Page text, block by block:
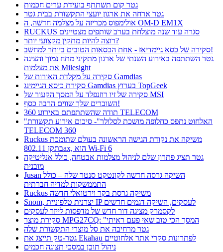
גטר קום תשתתף בועידת ערים חכמות
גטר ארחה את ארגון יועצי התקשורת בבית גטר
אולימפוס מכריזה על מצלמה חדשה, ה OM-D EM1X
RUCKUS סגרה עוד שנה מוצלחת בערב שותפים מצטיינים
רוצה להיות מתקין מקצועי יותר?
סקירה של כסא גיימדיאז - אחת הכסאות הטובים ביותר למחשב!
גטר השתתפה באירוע השנתי של ארגון מתקיני מתח נמוך והציגה
את מצלמות Milesight
סקירה על מקלדת האורות של Gamdias
סקירת כיסא הגיימינג Gamdias בערוץ TopGeek
סקירה של זיו רוזנפלד על המסך הקעור של MSI
השוברים שלך שווים הרבה כסף!
תודה שהשתתפתם באירוע 360 TELECOM
"האלחוט נתפס כחלופה מושכת לסלולר"- סיכום אירוע תקשורת
TELECOM 360
Ruckus משיקה את נקודת הגישה הראשונה בעולם שתומכת
בתקן 802.11ax, הוא Wi-Fi 6
גטר תציג פתרון שלם לניהול מצלמות אבטחה, כולל אנליטיקה
מובנית
Jusan השיקה גרסה חדשה לקונטקט סנטר שלה – כולל
התממשקות למדיה חברתית
Ruckus משיקה גרסת בקר וירטואלי חדשה
Snom, יצרנית טלפוניית IP לעסקים, השיקה דגמים חדשים
לקסמרק מציגה דור חדש של מדפסות לייזר לעסקים
סקירת מוצר MPG27CQ: "המסך הכי טוב שאי פעם ראיתי
גטר מרחיבה את סל מוצרי התקשורת שלה
גטר-טק תייצג את Ekahau לפתרונות סקרי אתר אלחוטיים
ניהול תוכן במסכי תצוגה חכמים